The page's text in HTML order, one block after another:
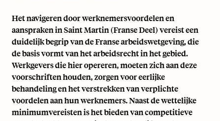
Het navigeren door werknemersvoordelen en
aanspraken in Saint Martin (Franse Deel) vereist een
duidelijk begrip van de Franse arbeidswetgeving, die
de basis vormt van het arbeidsrecht in het gebied.
Werkgevers die hier opereren, moeten zich aan deze
voorschriften houden, zorgen voor eerlijke
behandeling en het verstrekken van verplichte
voordelen aan hun werknemers. Naast de wettelijke
minimumvereisten is het bieden van competitieve